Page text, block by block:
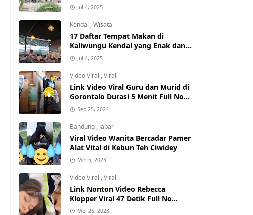
Jul 4, 2025
Kendal ,Wisata
17 Daftar Tempat Makan di
Kaliwungu Kendal yang Enak dan
Populer
Jul 4, 2025
Video Viral ,Viral
Link Video Viral Guru dan Murid di
Gorontalo Durasi 5 Menit Full No
Sensor Bertebaran di Internet,
Hati-Hati Phising!
Sep 25, 2024
Bandung , Jabar
Viral Video Wanita Bercadar Pamer
Alat Vital di Kebun Teh Ciwidey
Mei 5, 2023
Video Viral ,Viral
Link Nonton Video Rebecca
Klopper Viral 47 Detik Full No
Sensor Bertebaran di Internet,
Mei 26, 2023